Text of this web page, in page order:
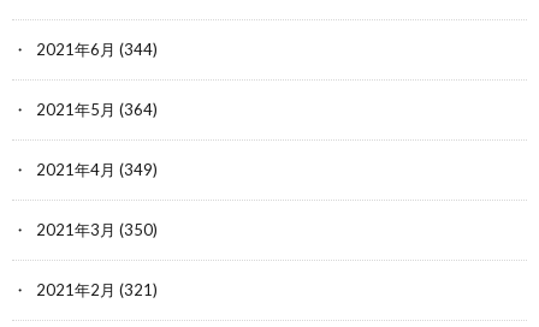
2021年6月 (344)
2021年5月 (364)
2021年4月 (349)
2021年3月 (350)
2021年2月 (321)